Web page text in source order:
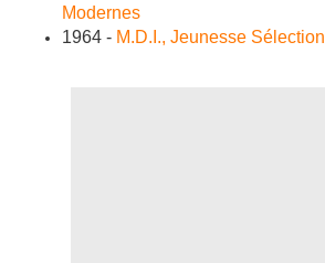
Modernes
1964 - M.D.I., Jeunesse Sélection